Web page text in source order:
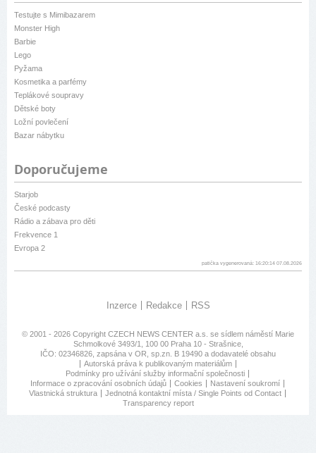
Testujte s Mimibazarem
Monster High
Barbie
Lego
Pyžama
Kosmetika a parfémy
Teplákové soupravy
Dětské boty
Ložní povlečení
Bazar nábytku
Doporučujeme
Starjob
České podcasty
Rádio a zábava pro děti
Frekvence 1
Evropa 2
patička vygenerovaná: 16:20:14 07.08.2026
Inzerce Redakce RSS
© 2001 - 2026 Copyright CZECH NEWS CENTER a.s. se sídlem náměstí Marie
Schmolkové 3493/1, 100 00 Praha 10 - Strašnice,
IČO: 02346826, zapsána v OR, sp.zn. B 19490 a dodavatelé obsahu
Autorská práva k publikovaným materiálům
Podmínky pro užívání služby informační společnosti
Informace o zpracování osobních údajů
Cookies
Nastavení soukromí
Vlastnická struktura
Jednotná kontaktní místa / Single Points od Contact
Transparency report